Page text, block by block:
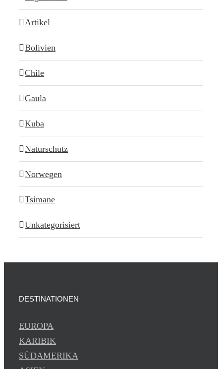
Artikel
Bolivien
Chile
Gaula
Kuba
Naturschutz
Norwegen
Tsimane
Unkategorisiert
DESTINATIONEN
EUROPA
KARIBIK
SÜDAMERIKA